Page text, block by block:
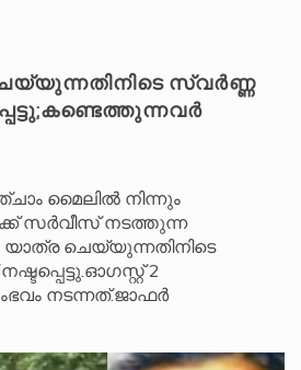
സ്വർണ്ണ
മൈലിൽ നിന്നും
സർവീസ് നടത്തുന്ന
ചെയ്യുന്നതിനിടെ
2
നടന്നത്.ജാഫർ